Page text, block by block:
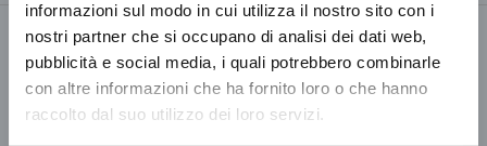
informazioni sul modo in cui utilizza il nostro sito con i
nostri partner che si occupano di analisi dei dati web,
pubblicità e social media, i quali potrebbero combinarle
con altre informazioni che ha fornito loro o che hanno
raccolto dal suo utilizzo dei loro servizi.